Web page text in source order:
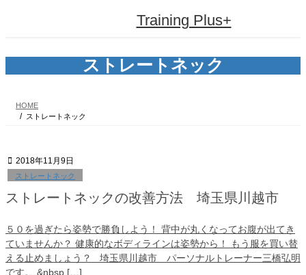
ツ
シ
Training Plus+
ストレートネック
HOME
ストレートネック
2018年11月9日
ストレートネック
ストレートネックの改善方法 埼玉県川越市
５０を過ぎたら姿勢で勝負しよう！ 背中が丸くなってお腹が出てき
ていませんか？ 健康的なボディラインは姿勢から！ もう服を買い替
える止めましょう？ 埼玉県川越市 パーソナルトレーナー三橋弘明
です。 &nbsp […]